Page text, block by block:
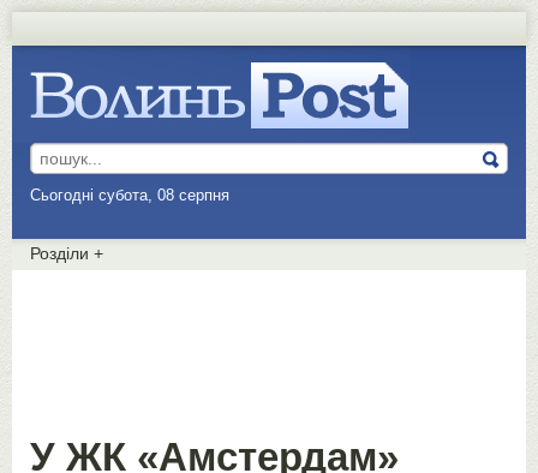
Сьогодні субота, 08 серпня
Розділи +
У ЖК «Амстердам»